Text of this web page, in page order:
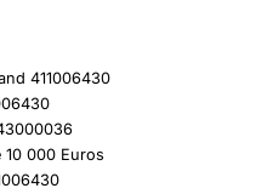
411006430
10 000 Euros